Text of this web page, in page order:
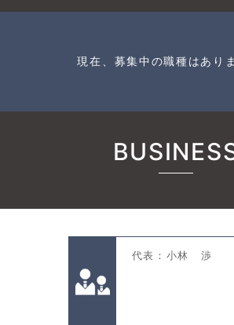
現在、募集中の職種はあり
代表：小林 渉